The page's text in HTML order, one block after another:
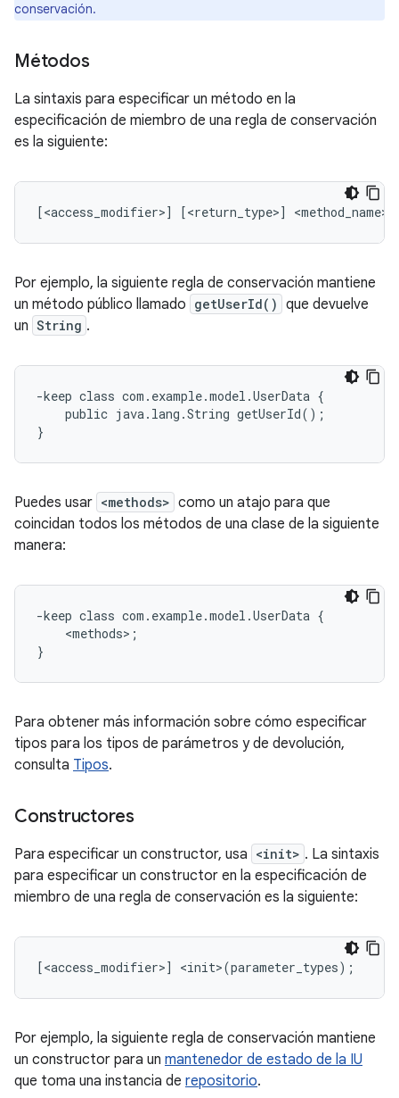
conservación.
Métodos
La sintaxis para especificar un método en la
especificación de miembro de una regla de conservación
es la siguiente:
Por ejemplo, la siguiente regla de conservación mantiene
un método público llamado getUserId() que devuelve
un String .
-keep class com.example.model.UserData {
    public java.lang.String getUserId();
Puedes usar <methods> como un atajo para que
coincidan todos los métodos de una clase de la siguiente
manera:
-keep class com.example.model.UserData {
    <methods>;
Para obtener más información sobre cómo especificar
tipos para los tipos de parámetros y de devolución,
consulta Tipos.
Constructores
Para especificar un constructor, usa <init> . La sintaxis
para especificar un constructor en la especificación de
miembro de una regla de conservación es la siguiente:
Por ejemplo, la siguiente regla de conservación mantiene
un constructor para un mantenedor de estado de la IU
que toma una instancia de repositorio.